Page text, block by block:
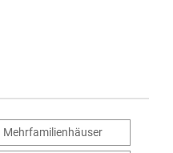
Mehrfamilienhäuser